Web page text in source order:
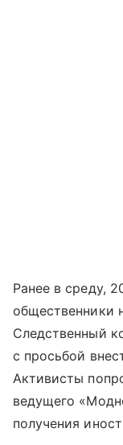
Ранее в среду,
общественники
Следственный
с просьбой
Активисты
ведущего
получения